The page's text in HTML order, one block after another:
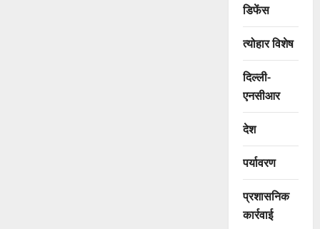
डिफेंस
त्योहार विशेष
दिल्ली-
एनसीआर
देश
पर्यावरण
प्रशासनिक
कार्रवाई